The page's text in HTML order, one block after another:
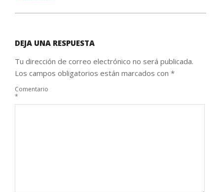
DEJA UNA RESPUESTA
Tu dirección de correo electrónico no será publicada.
Los campos obligatorios están marcados con *
Comentario
*